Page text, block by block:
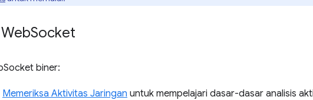
Socket
biner:
Memeriksa Aktivitas Jaringan untuk mempelajari dasar-dasar analisis